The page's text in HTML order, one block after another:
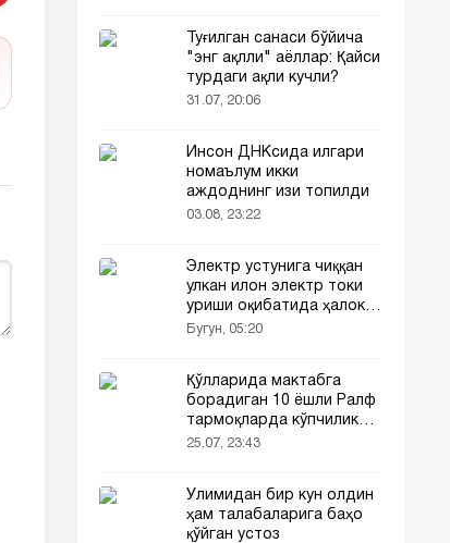
Туғилган санаси бўйича
"энг ақлли" аёллар: Қайси
турдаги ақли кучли?
31.07, 20:06
Инсон ДНКсида илгари
номаълум икки
аждоднинг изи топилди
03.08, 23:22
Электр устунига чиққан
улкан илон электр токи
уриши оқибатида ҳалок
бўлди
Бугун, 05:20
Қўлларида мактабга
борадиган 10 ёшли Ралф
тармоқларда кўпчиликни
таъсирлантирди
25.07, 23:43
Ўлимидан бир кун олдин
ҳам талабаларига баҳо
қўйган устоз